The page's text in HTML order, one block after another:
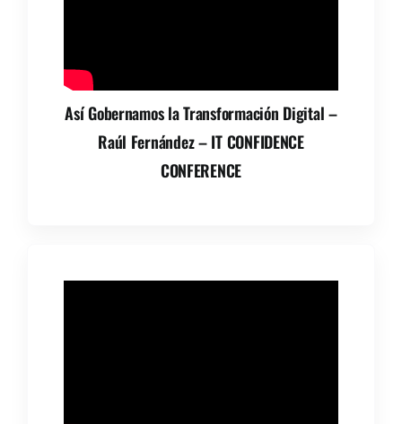
Así Gobernamos la Transformación Digital –
Raúl Fernández – IT CONFIDENCE
CONFERENCE